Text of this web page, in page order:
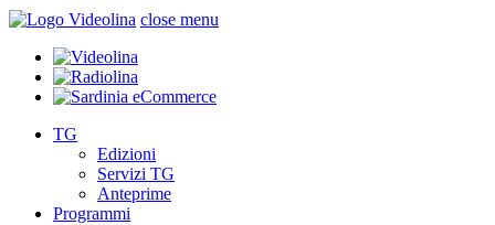
close menu
TG
Edizioni
Servizi TG
Anteprime
Programmi